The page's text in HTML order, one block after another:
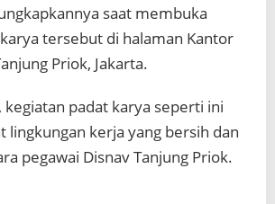
saat membuka
tersebut di halaman Kantor
Priok, Jakarta.
padat karya seperti ini
lingkungan kerja yang bersih dan
pegawai Disnav Tanjung Priok.